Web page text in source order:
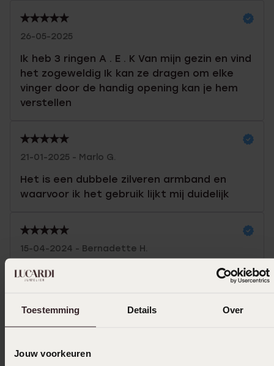
Toestemming Details Over
Jouw voorkeuren
26-05-2025
Ik heb 3 ringen A . E . K Van mijn gezin en vind
het zogeweldig Ik kan ze dragen om elke
vinger door de handig opening kan je hem
verstellen
21-01-2025 - Marlo G.
Het is een dubbele zilveren armband en
waarvoor ik het gebruik lijkt mij duidelijk
15-04-2024 - Bernadette H.
Past goed. Zoals omschreven.